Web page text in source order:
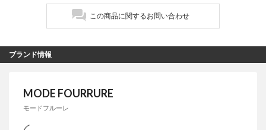
この商品に関するお問い合わせ
ブランド情報
MODE FOURRURE
モードフルーレ